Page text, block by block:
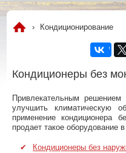
› Кондиционирование
Кондиционеры без
Привлекательным решением
улучшить климатическую
применение
продает такое оборудование
Кондиционеры без